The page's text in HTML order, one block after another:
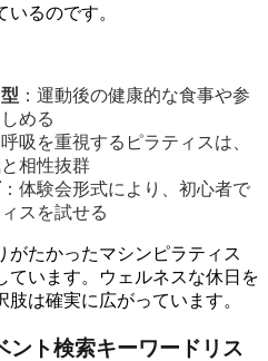
るのです。
：運動後の健康的な食事や参
める
呼吸を重視するピラティスは、
相性抜群
：体験会形式により、初心者で
スを試せる
がたかったマシンピラティス
ています。ウェルネスな休日を
は確実に広がっています。
ント検索キーワードリス